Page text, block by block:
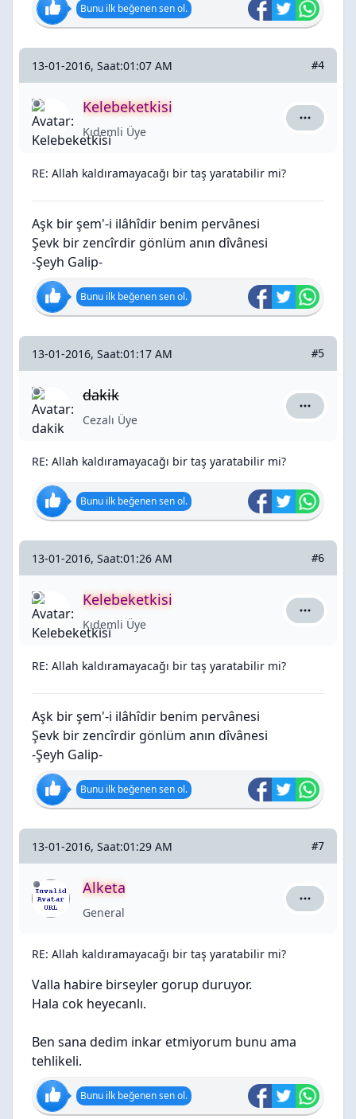
Bunu ilk beğenen sen ol.
13-01-2016, Saat:01:07 AM #4
Kelebeketkisi
Kıdemli Üye
RE: Allah kaldıramayacağı bir taş yaratabilir mi?
Aşk bir şem'-i ilâhîdir benim pervânesi
Şevk bir zencîrdir gönlüm anın dîvânesi
-Şeyh Galip-
Bunu ilk beğenen sen ol.
13-01-2016, Saat:01:17 AM #5
dakik
Cezalı Üye dakik
RE: Allah kaldıramayacağı bir taş yaratabilir mi?
Bunu ilk beğenen sen ol.
13-01-2016, Saat:01:26 AM #6
Kelebeketkisi
Kıdemli Üye
RE: Allah kaldıramayacağı bir taş yaratabilir mi?
Aşk bir şem'-i ilâhîdir benim pervânesi
Şevk bir zencîrdir gönlüm anın dîvânesi
-Şeyh Galip-
Bunu ilk beğenen sen ol.
13-01-2016, Saat:01:29 AM #7
Alketa
General Alketa
RE: Allah kaldıramayacağı bir taş yaratabilir mi?
Valla habire birseyler gorup duruyor.
Hala cok heyecanlı.
Ben sana dedim inkar etmiyorum bunu ama
tehlikeli.
Bunu ilk beğenen sen ol.